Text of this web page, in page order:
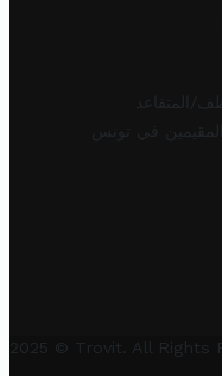
المتقاعد
في تونس
2025 © Trovit. All Rights